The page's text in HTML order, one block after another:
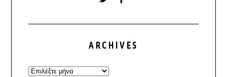
ARCHIVES
Archives